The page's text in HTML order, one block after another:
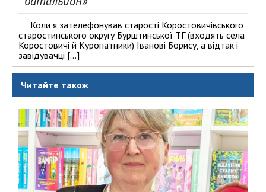
Коли я зателефонував старості Коростовичівського
старостинського округу Бурштинської ТГ (входять села
Коростовичі й Куропатники) Іванові Борису, а відтак і
завідувачці […]
Читайте також